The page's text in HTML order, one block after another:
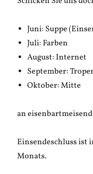
Juni: Suppe
Juli: Farben
August: Internet
September:
Oktober: Mitte
an
Einsendeschluss ist
Monats.